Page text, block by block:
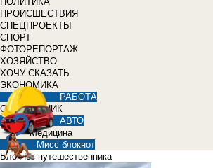
ПРОИСШЕСТВИЯ
СПЕЦПРОЕКТЫ
СПОРТ
ФОТОРЕПОРТАЖ
ХОЗЯЙСТВО
ХОЧУ СКАЗАТЬ
ЭКОНОМИКА
РАБОТА
СПРАВОЧНИК
АВТО
Медицина
Мисс блокнот
Блокнот путешественника